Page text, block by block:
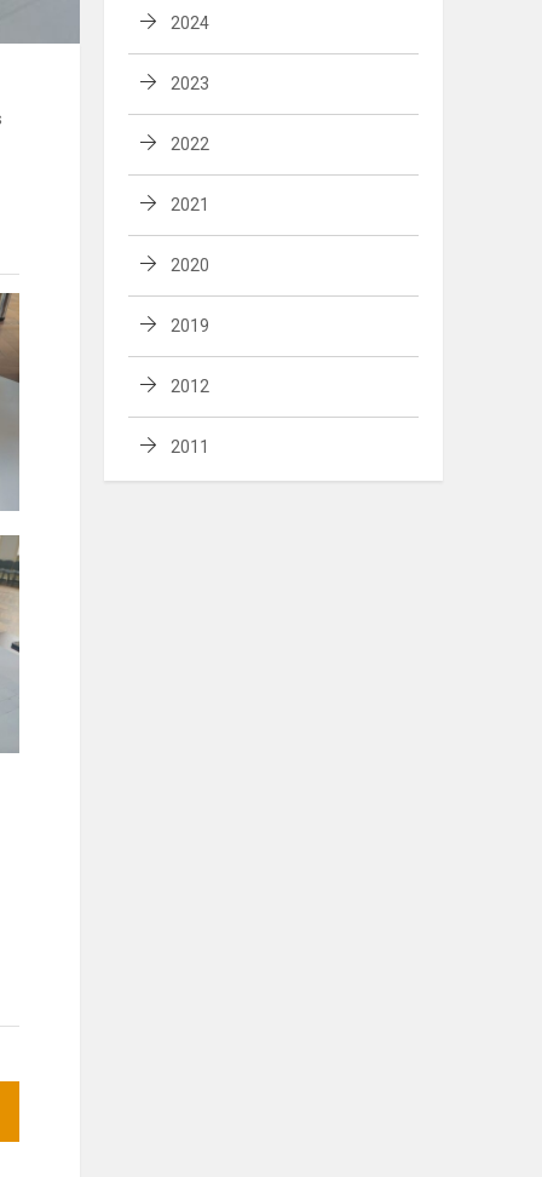
2024
2023
2022
2021
2020
2019
2012
2011